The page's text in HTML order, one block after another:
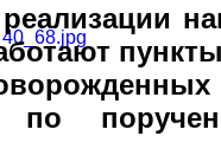
по